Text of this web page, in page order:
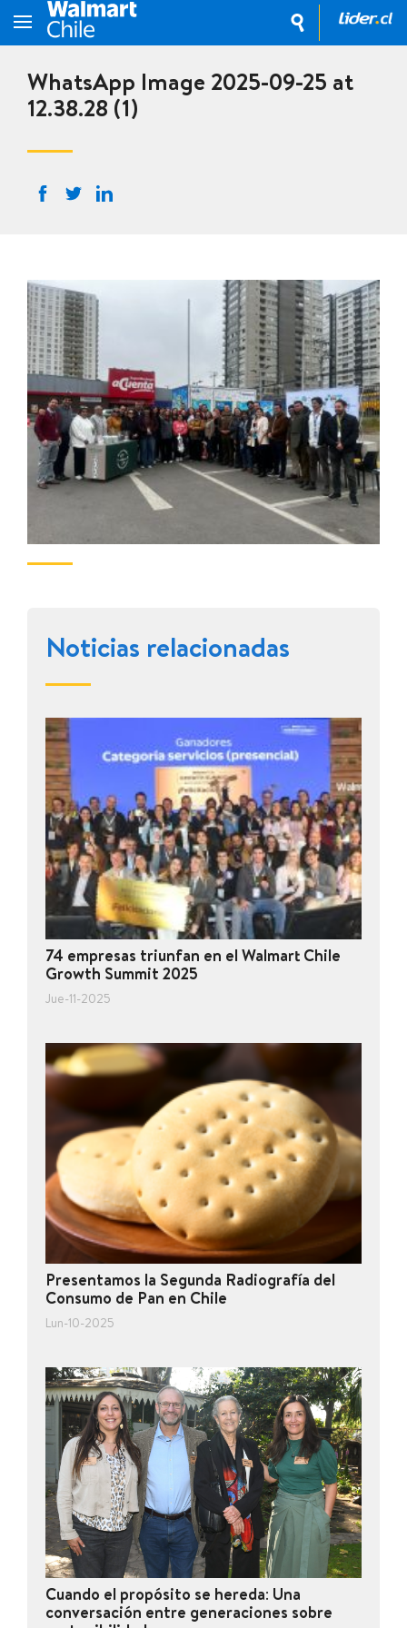
WhatsApp Image 2025-09-25 at
12.38.28 (1)
Noticias relacionadas
74 empresas triunfan en el Walmart Chile
Growth Summit 2025
Jue-11-2025
Presentamos la Segunda Radiografía del
Consumo de Pan en Chile
Lun-10-2025
Cuando el propósito se hereda: Una
conversación entre generaciones sobre